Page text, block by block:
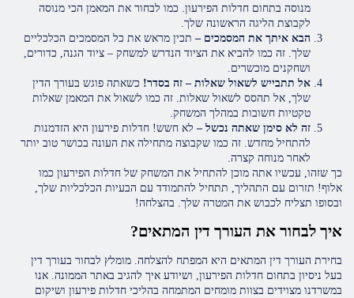
מנוסה בתחום חדלות הפירעון. כמו לבחור את המאמן הכי מנוסה
לקבוצת הליגה הראשונה שלך.
הבא איתך את המסמכים – תכין מראש את כל המסמכים הכלכליים
שלך. זה כמו להביא את הציוד הנדרש למשחק – ציוד הגנה, כדורים,
ושחקנים מוכשרים.
אל תתבייש לשאול שאלות – זה בסדר! כשאתה פוגש בעורך הדין
שלך, אל תהסס לשאול שאלות. זה כמו לשאול את המאמן שאלות
טקטיות חשובות במהלך המשחק.
זה לא סימן שאתה נכשל – לא חשש! חדלות פירעון היא הזדמנות
להתחיל מחדש. זה כמו שקבוצה מתחילה את העונה בכושר טוב יותר
לאחר מנוחה קצרה.
כך שזהו, עכשיו אתה מוכן להתחיל את המשחק של חדלות הפירעון כמו
אלוף! תזרום עם התהליך, תתחיל להתמודד עם הבעיות הכלכליות שלך,
ובסופו תצליח לכבוש את המטרה שלך. בהצלחה!
איך לבחור את העורך דין המתאים?
בחירת העורך דין המתאים היא המפתח להצלחה. מומלץ לבחור בעורך דין
בעל ניסיון בתחום חדלות הפירעון, ושיודע איך להגיב באתר הממונה. אנו
במשרדנו מצוידים בצוות מומחים המתמחה בהליכי חדלות פירעון ושיקום